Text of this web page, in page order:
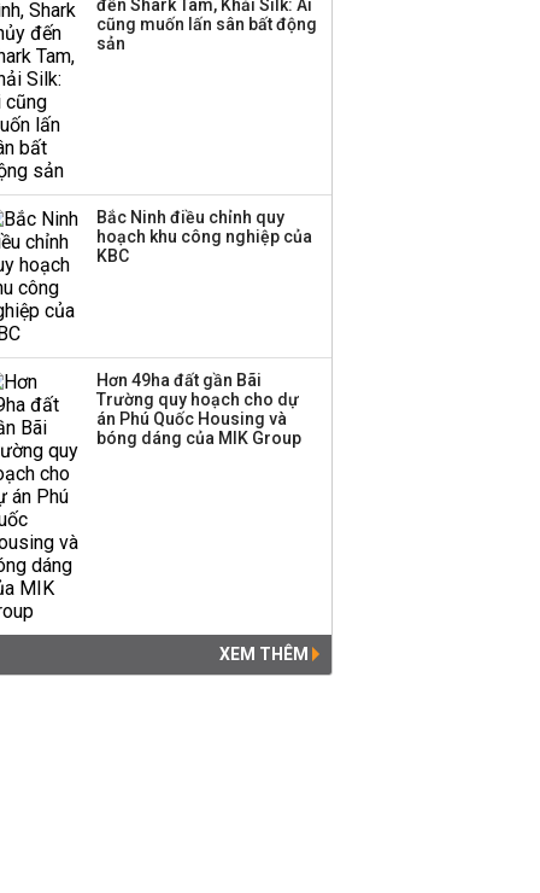
đến Shark Tam, Khải Silk: Ai
cũng muốn lấn sân bất động
sản
Bắc Ninh điều chỉnh quy
hoạch khu công nghiệp của
KBC
Hơn 49ha đất gần Bãi
Trường quy hoạch cho dự
án Phú Quốc Housing và
bóng dáng của MIK Group
XEM THÊM